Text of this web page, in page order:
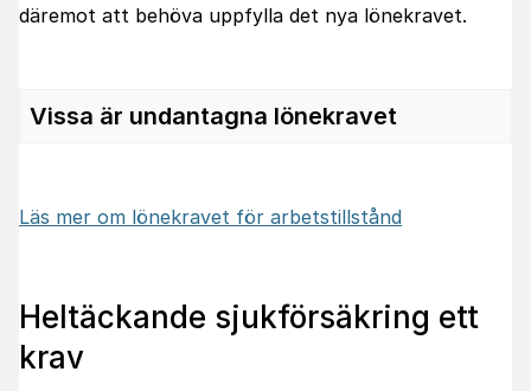
däremot att behöva uppfylla det nya lönekravet.
Vissa är undantagna lönekravet
Läs mer om lönekravet för arbetstillstånd
Heltäckande sjukförsäkring ett
krav